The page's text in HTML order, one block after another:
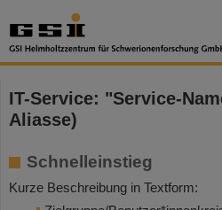
IT-Service: "Service-
Aliasse)
Schnelleinstieg
Kurze Beschreibung in Textform: